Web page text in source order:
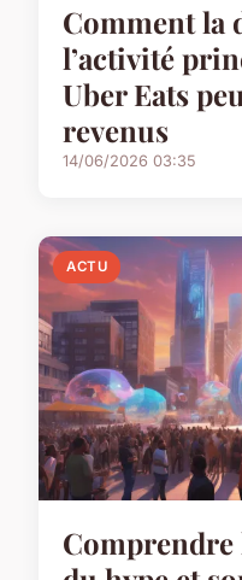
Comment la
l’activité
Uber Eats
revenus
14/06/2026 03:35
ACTU